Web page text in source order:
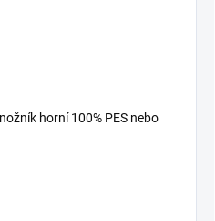
horní 100% PES nebo